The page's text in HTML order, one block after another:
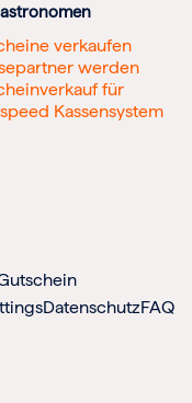
verkaufen
werden
für
Kassensystem
DatenschutzFAQ